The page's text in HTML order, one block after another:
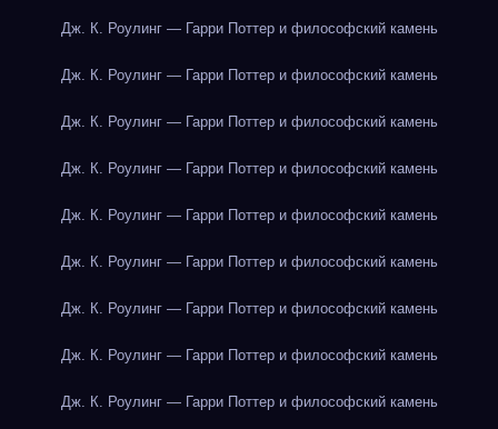
Дж. К. Роулинг — Гарри Поттер и философский камень
Дж. К. Роулинг — Гарри Поттер и философский камень
Дж. К. Роулинг — Гарри Поттер и философский камень
Дж. К. Роулинг — Гарри Поттер и философский камень
Дж. К. Роулинг — Гарри Поттер и философский камень
Дж. К. Роулинг — Гарри Поттер и философский камень
Дж. К. Роулинг — Гарри Поттер и философский камень
Дж. К. Роулинг — Гарри Поттер и философский камень
Дж. К. Роулинг — Гарри Поттер и философский камень